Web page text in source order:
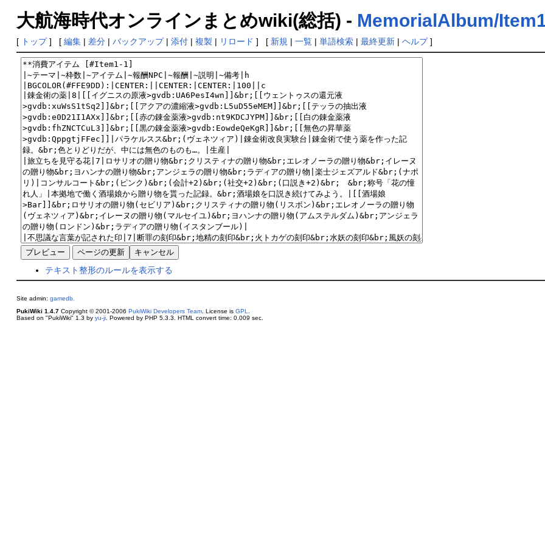
大航海時代オンラインまとめwiki(総括) - MemorialAlbum/
[ トップ] [ 編集| 差分| バックアップ| 添付| 複製 | リロード ] [ 新規 | 一覧| 単語検索| 最終更新| ヘルプ]
テキスト整形のルールを表示する
Site admin: gamedb.
PukiWiki 1.4.7Copyright © 2001-2006 PukiWiki Developers Team. License is GPL
Based on "PukiWiki" 1.3 by yu-ji. Powered by PHP 5.3.3. HTML convert time: 0.009 sec.